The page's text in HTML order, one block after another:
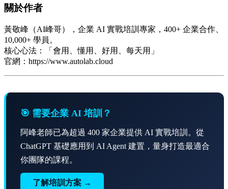
關於作者
黃敬峰（AI峰哥），企業 AI 實戰培訓專家，400+ 企業合作、
10,000+ 學員。
核心心法：「會用、懂用、好用、每天用」
官網：https://www.autolab.cloud
🎯 需要企業 AI 培訓？
阿峰老師已為超過 400 家企業提供 AI 實戰培訓。從
ChatGPT 基礎應用到 AI Agent 建置，量身打造最適合
你團隊的課程。
了解培訓方案 →